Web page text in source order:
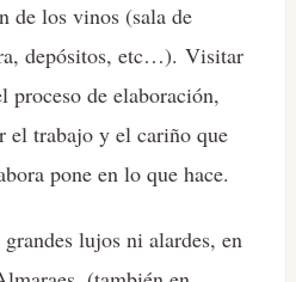
de los vinos (sala de
depósitos, etc…). Visitar
proceso de elaboración,
el trabajo y el cariño que
pone en lo que hace.
lujos ni alardes, en